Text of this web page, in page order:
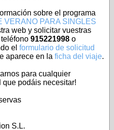
sobre el programa
VERANO PARA SINGLES
web y solicitar vuestras
915221998 o
el formulario de solicitud
aparece en la ficha del viaje.
para cualquier
podáis necesitar!
S.L.